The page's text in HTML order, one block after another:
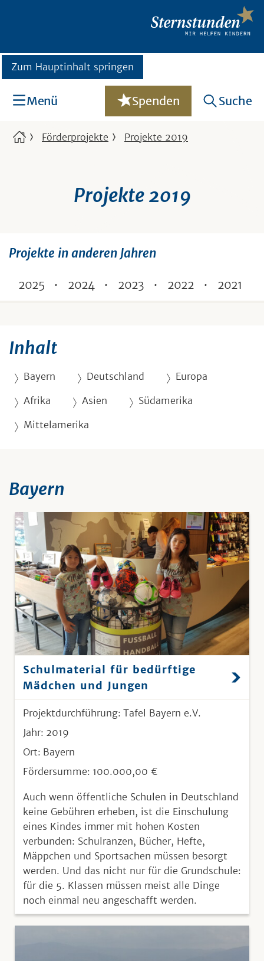
Zum Hauptinhalt springen
Menü Spenden Suche
Förderprojekte Projekte 2019
Projekte 2019
Projekte in anderen Jahren
2025 2024 2023 2022 2021
Inhalt
Bayern Deutschland Europa
Afrika Asien Südamerika
Mittelamerika
Bayern
Schulmaterial für bedürftige
Mädchen und Jungen
Projektdurchführung: Tafel Bayern e.V.
Jahr: 2019
Ort: Bayern
Fördersumme: 100.000,00 €
Auch wenn öffentliche Schulen in Deutschland
keine Gebühren erheben, ist die Einschulung
eines Kindes immer mit hohen Kosten
verbunden: Schulranzen, Bücher, Hefte,
Mäppchen und Sportsachen müssen besorgt
werden. Und das nicht nur für die Grundschule:
für die 5. Klassen müssen meist alle Dinge
noch einmal neu angeschafft werden.